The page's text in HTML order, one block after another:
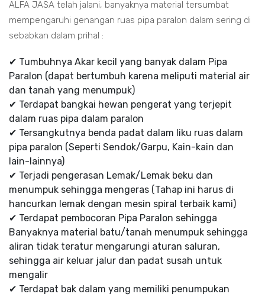
ALFA JASA telah jalani, banyaknya material tersumbat
mempengaruhi genangan ruas pipa paralon dalam sering di
sebabkan dalam prihal :
✔ Tumbuhnya Akar kecil yang banyak dalam Pipa
Paralon (dapat bertumbuh karena meliputi material air
dan tanah yang menumpuk)
✔ Terdapat bangkai hewan pengerat yang terjepit
dalam ruas pipa dalam paralon
✔ Tersangkutnya benda padat dalam liku ruas dalam
pipa paralon (Seperti Sendok/Garpu, Kain-kain dan
lain-lainnya)
✔ Terjadi pengerasan Lemak/Lemak beku dan
menumpuk sehingga mengeras (Tahap ini harus di
hancurkan lemak dengan mesin spiral terbaik kami)
✔ Terdapat pembocoran Pipa Paralon sehingga
Banyaknya material batu/tanah menumpuk sehingga
aliran tidak teratur mengarungi aturan saluran,
sehingga air keluar jalur dan padat susah untuk
mengalir
✔ Terdapat bak dalam yang memiliki penumpukan